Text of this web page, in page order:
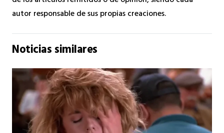
autor responsable de sus propias creaciones.
Noticias similares